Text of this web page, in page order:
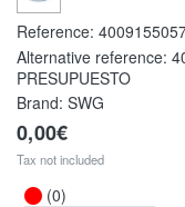
Reference:
Alternative reference:
PRESUPUESTO
Brand: SWG
0,00€
Tax not included
(0)